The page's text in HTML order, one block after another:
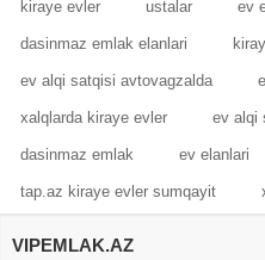
Yeni tikili evlərin üstünlükləri
Yeni tikililərin əsas üstünlüyü
layihələndirilməsidir. Bu
təhlükəsiz və davamlıdır, bu da
imkan verir. Yeni bina kirayə
evlərdə təhlükəsizlik sistemləri
kiraye evler ustalar ev
dasinmaz emlak elanlari
ev alqi satqisi avtovagzalda
xalqlarda kiraye evler ev alqi
dasinmaz emlak ev elanlari
tap.az kiraye evler sumqayit
VIPEMLAK.AZ